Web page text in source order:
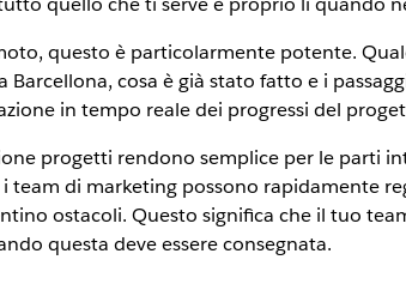
questo è particolarmente potente.
Barcellona, cosa è già stato fatto e i
in tempo reale dei progressi del
progetti rendono semplice per le parti
team di marketing possono rapidamente
ostacoli. Questo significa che il tuo
questa deve essere consegnata.